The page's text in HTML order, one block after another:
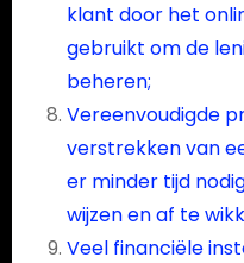
klant door het
gebruikt om de
beheren;
Vereenvoudigde
verstrekken van
er minder tijd
wijzen en af te
Veel financiële